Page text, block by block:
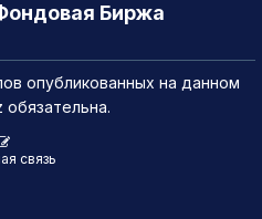
▲ 18,899 2
▼ 48,999 24 8,748,010
0
Биржа
опубликованных на данном
обязательна.
связь